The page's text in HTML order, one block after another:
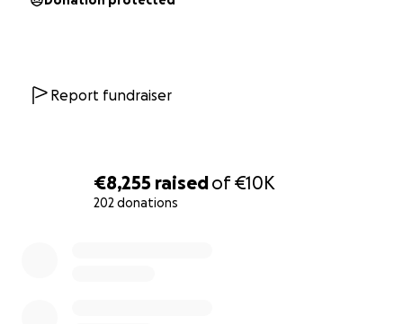
€8,255 raisedof€10K
202 donations
Report fundraiser